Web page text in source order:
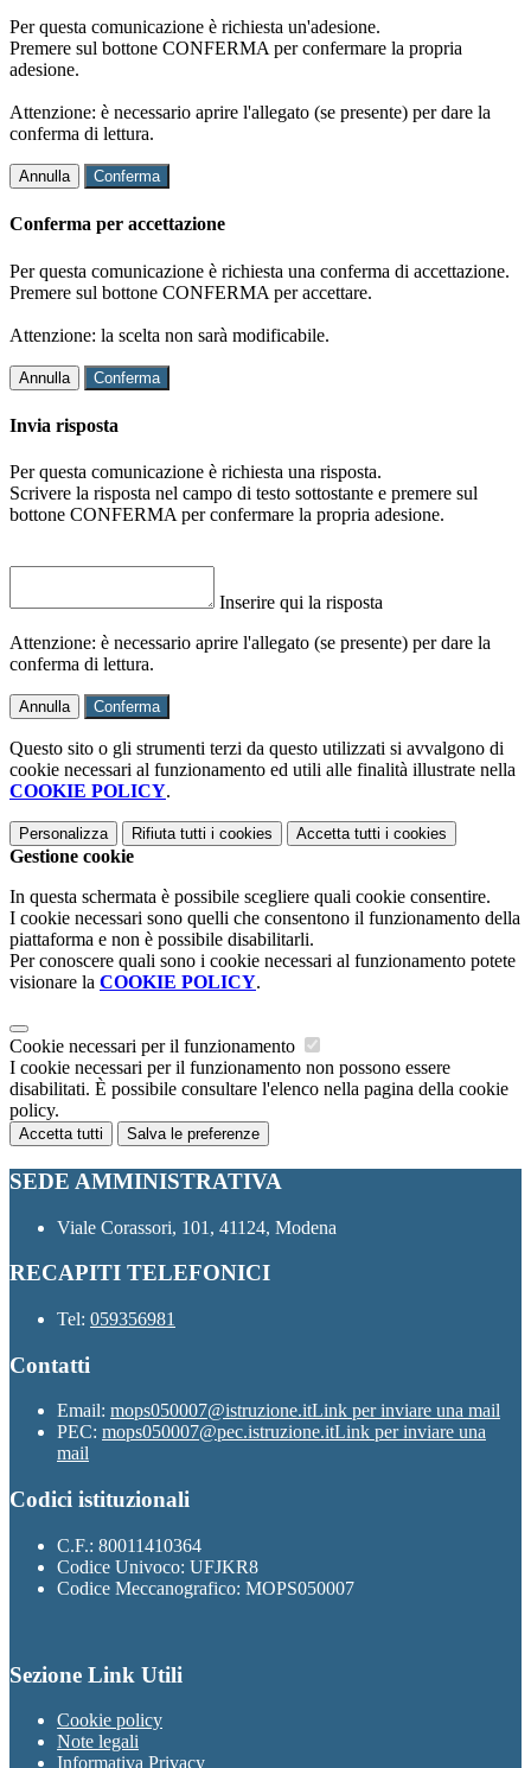
Per questa comunicazione è richiesta un'adesione.
Premere sul bottone CONFERMA per confermare la propria
adesione.
Attenzione: è necessario aprire l'allegato (se presente) per dare la
conferma di lettura.
Annulla Conferma
Conferma per accettazione
Per questa comunicazione è richiesta una conferma di accettazione.
Premere sul bottone CONFERMA per accettare.
Attenzione: la scelta non sarà modificabile.
Annulla Conferma
Invia risposta
Per questa comunicazione è richiesta una risposta.
Scrivere la risposta nel campo di testo sottostante e premere sul
bottone CONFERMA per confermare la propria adesione.
Inserire qui la risposta
Attenzione: è necessario aprire l'allegato (se presente) per dare la
conferma di lettura.
Annulla Conferma
Questo sito o gli strumenti terzi da questo utilizzati si avvalgono di
cookie necessari al funzionamento ed utili alle finalità illustrate nella
COOKIE POLICY.
Personalizza Rifiuta tutti i cookies Accetta tutti i cookies
Gestione cookie
In questa schermata è possibile scegliere quali cookie consentire.
I cookie necessari sono quelli che consentono il funzionamento della
piattaforma e non è possibile disabilitarli.
Per conoscere quali sono i cookie necessari al funzionamento potete
visionare la COOKIE POLICY.
Cookie necessari per il funzionamento
I cookie necessari per il funzionamento non possono essere
disabilitati. È possibile consultare l'elenco nella pagina della cookie
policy.
Accetta tutti Salva le preferenze
SEDE AMMINISTRATIVA
Viale Corassori, 101, 41124, Modena
RECAPITI TELEFONICI
Tel: 059356981
Contatti
Email: mops050007@istruzione.itLink per inviare una mail
PEC: mops050007@pec.istruzione.itLink per inviare una
mail
Codici istituzionali
C.F.: 80011410364
Codice Univoco: UFJKR8
Codice Meccanografico: MOPS050007
Sezione Link Utili
Cookie policy
Note legali
Informativa Privacy